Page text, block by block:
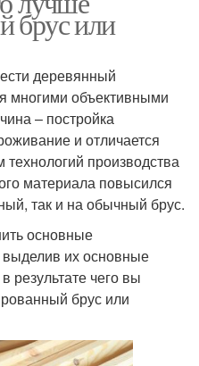
брус или
деревянный
многими объективными
– постройка
и отличается
производства
материала повысился
так и на обычный брус.
основные
выделив их основные
результате чего вы
брус или